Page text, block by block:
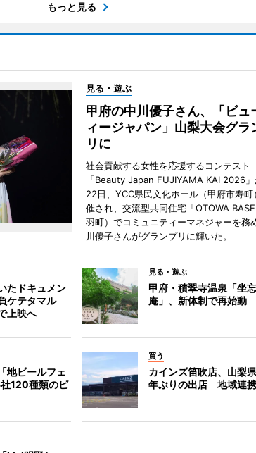
もっと見る
見る・遊ぶ
甲府の中川優子さん、「ビュ
ィージャパン」山梨大会グラ
リに
社会貢献する女性を応援するコンテスト
「Beauty Japan FUJIYAMA KAI 2026」
22日、YCC県民文化ホール（甲府市寿町
催され、交流型共同住宅「OTOWA
羽町）でコミュニティーマネジャーを務
川優子さんがグランプリに輝いた。
たドキュメン
ケテタマル
上映へ
見る・遊ぶ
甲府・積翠寺温泉「坐忘
庵」、新体制で再始動
地ビールフェ
120種類のビ
買う
カインズ笛吹店、山梨
年ぶりの出店 地域連